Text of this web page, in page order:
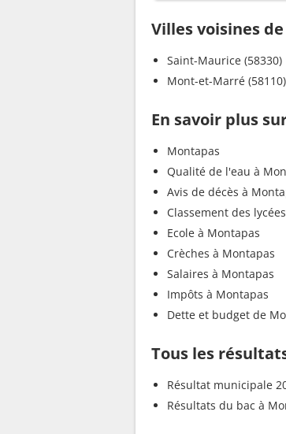
Villes voisines
Saint-Maurice (58330)
Mont-et-Marré (58110)
En savoir plus
Montapas
Qualité de l'eau à
Avis de décès à
Classement des
Ecole à Montapas
Crèches à Montapas
Salaires à Montapas
Impôts à Montapas
Dette et budget de
Tous les
Résultat municipale
Résultats du bac à